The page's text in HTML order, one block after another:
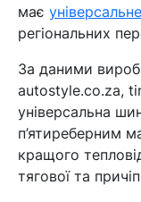
має
регіональних
За даними
autostyle.co.za,
універсальна
п’ятиреберним
кращого
тягової та